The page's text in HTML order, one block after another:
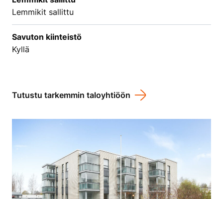
Lemmikit sallittu
Savuton kiinteistö
Kyllä
Tutustu tarkemmin taloyhtiöön